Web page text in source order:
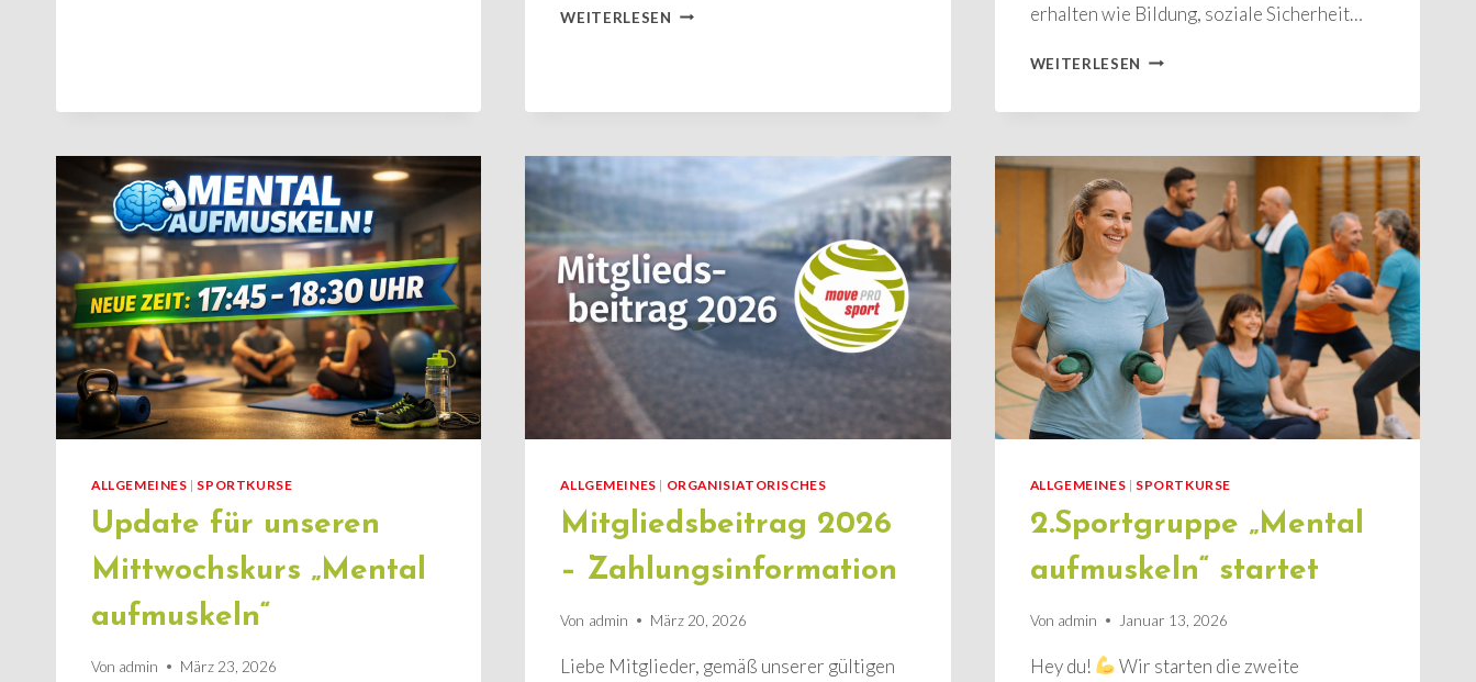
BUCHBAR!
WEITERLESEN PILATESKURS
VERBESSERN
erhalten wie Bildung, soziale Sicherheit…
WEITERLESEN MOVEPROSPORT
MEHR
POLITISCHE
PRIORITÄT
VON
GESUNDHEIT
ALLGEMEINES | SPORTKURSE
Update für unseren
Mittwochskurs „Mental
aufmuskeln“
Von admin März 23, 2026
ALLGEMEINES | ORGANISIATORISCHES
Mitgliedsbeitrag 2026
– Zahlungsinformation
Von admin März 20, 2026
Liebe Mitglieder, gemäß unserer gültigen
ALLGEMEINES | SPORTKURSE
2.Sportgruppe „Mental
aufmuskeln“ startet
Von admin Januar 13, 2026
Hey du!
Wir starten die zweite